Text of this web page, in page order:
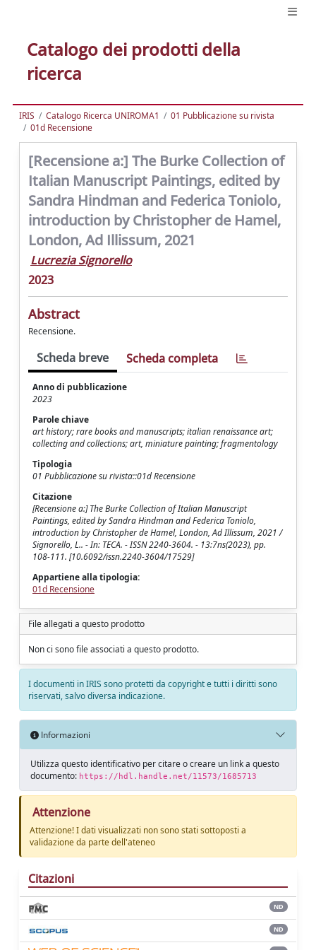
Catalogo dei prodotti della
ricerca
IRIS Catalogo Ricerca UNIROMA1
01 Pubblicazione su rivista
01d Recensione
[Recensione a:] The Burke Collection of
Italian Manuscript Paintings, edited by
Sandra Hindman and Federica Toniolo,
introduction by Christopher de Hamel,
London, Ad Illissum, 2021
Lucrezia Signorello
2023
Abstract
Recensione.
Scheda breve Scheda completa
Anno di pubblicazione
2023
Parole chiave
art history; rare books and manuscripts; italian renaissance art;
collecting and collections; art, miniature painting; fragmentology
Tipologia
01 Pubblicazione su rivista::01d Recensione
Citazione
[Recensione a:] The Burke Collection of Italian Manuscript
Paintings, edited by Sandra Hindman and Federica Toniolo,
introduction by Christopher de Hamel, London, Ad Illissum, 2021 /
Signorello, L.. - In: TECA. - ISSN 2240-3604. - 13:7ns(2023), pp.
108-111. [10.6092/issn.2240-3604/17529]
Appartiene alla tipologia:
01d Recensione
File allegati a questo prodotto
Non ci sono file associati a questo prodotto.
I documenti in IRIS sono protetti da copyright e tutti i diritti sono
riservati, salvo diversa indicazione.
Informazioni
Utilizza questo identificativo per citare o creare un link a questo
documento: https://hdl.handle.net/11573/1685713
Attenzione
Attenzione! I dati visualizzati non sono stati sottoposti a
validazione da parte dell'ateneo
Citazioni
ND
ND